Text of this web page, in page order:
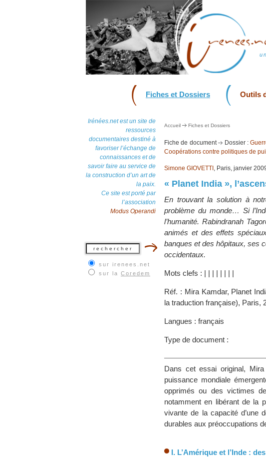
Fiches et Dossiers Outils
Irénées.net est un site de
ressources
documentaires destiné à
favoriser l’échange de
connaissances et de
savoir faire au service de
la construction d’un art de
la paix.
Ce site est porté par
l’association
Modus Operandi
sur irenees.net
sur la Coredem
Accueil Fiches et Dossiers
Fiche de document Dossier :
Coopérations contre politiques de
Simone GIOVETTI , Paris, janvier
« Planet India »,
En trouvant la solution à
problème du monde… Si
l’humanité. Rabindranah
animés et des effets
banques et des hôpitaux, ses
occidentaux.
Mots clefs : | | | | | | | |
Réf. : Mira Kamdar, Planet
la traduction française), Paris,
Langues : français
Type de document :
Dans cet essai original,
puissance mondiale
opprimés ou des victimes
notamment en libérant de la
vivante de la capacité d’une
durables aux préoccupations
I. L’Amérique et l’Inde :